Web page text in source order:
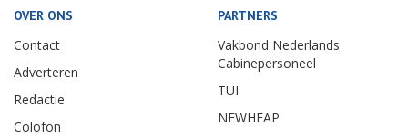
OVER ONS
Contact
Adverteren
Redactie
Colofon
PARTNERS
Vakbond Nederlands
Cabinepersoneel
TUI
NEWHEAP